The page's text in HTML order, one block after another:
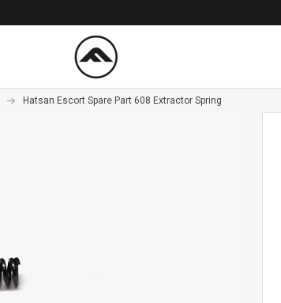
Hatsan Escort Spare Part 608 Extractor Spring